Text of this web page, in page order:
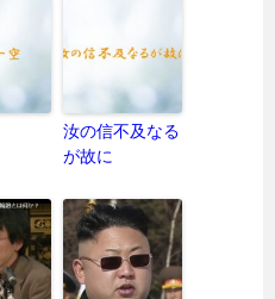
汝の信不及なる
が故に